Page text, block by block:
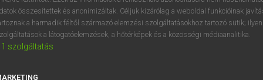
VAN ELŐFIZETÉSED?
megtekintéséhez.
összesítettek és anonimizáltak. Céljuk kizárólag a weboldal funkcióinak
a harmadik féltől származó elemzési szolgáltatásokhoz tartozó sütik;
a látogatóelemzések, a hőtérképek és a közösségi médiaanalitika.
1 szolgáltatás
í y x c v b n m , .